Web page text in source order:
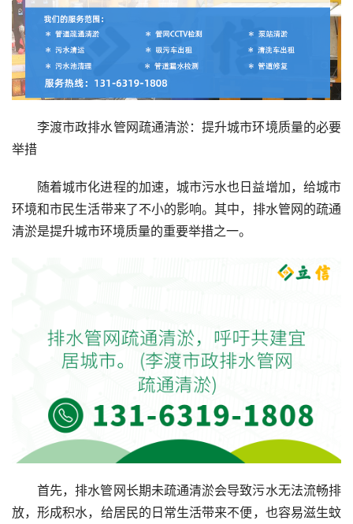
李渡市政排水管网疏通清淤：提升城市环境质量的必要
举措
随着城市化进程的加速，城市污水也日益增加，给城市
环境和市民生活带来了不小的影响。其中，排水管网的疏通
清淤是提升城市环境质量的重要举措之一。
首先，排水管网长期未疏通清淤会导致污水无法流畅排
放，形成积水，给居民的日常生活带来不便，也容易滋生蚊